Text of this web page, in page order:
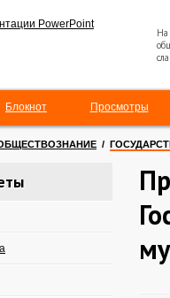
На
Блокнот Просмотры
/